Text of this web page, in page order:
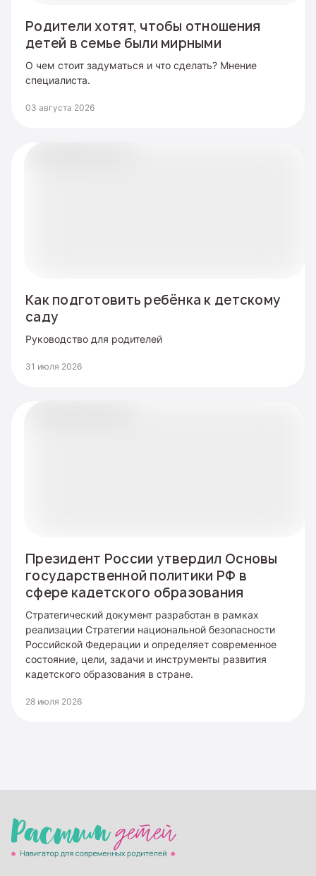
Родители хотят, чтобы отношения
детей в семье были мирными
О чем стоит задуматься и что сделать? Мнение
специалиста.
03 августа 2026
Как подготовить ребёнка к детскому
саду
Руководство для родителей
31 июля 2026
Президент России утвердил Основы
государственной политики РФ в
сфере кадетского образования
Стратегический документ разработан в рамках
реализации Стратегии национальной безопасности
Российской Федерации и определяет современное
состояние, цели, задачи и инструменты развития
кадетского образования в стране.
28 июля 2026